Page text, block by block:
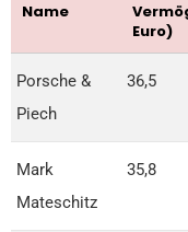
Name
Euro)
Porsche &
Piech
36,5
Mark
Mateschitz
35,8